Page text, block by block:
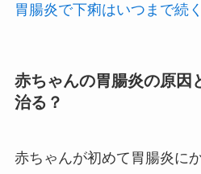
胃腸炎で下痢はいつまで続
赤ちゃんの胃腸炎の原因
治る？
赤ちゃんが初めて胃腸炎に